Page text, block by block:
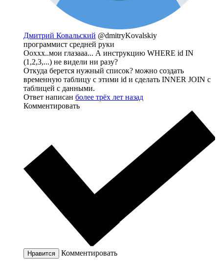
Дмитрий Ковальский @dmitryKovalskiy
программист средней руки
Ооххх..мои глазааа... А инструкцию WHERE id IN
(1,2,3,...) не видели ни разу?
Откуда берется нужный список? можно создать
временную таблицу с этими id и сделать INNER JOIN с
таблицей с данными.
Ответ написан более трёх лет назад
Комментировать
Нравится Комментировать